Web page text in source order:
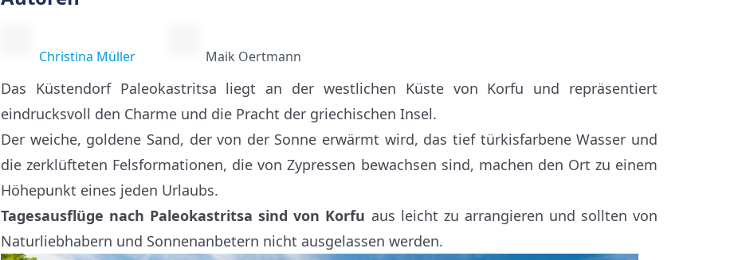
Christina Müller Maik Oertmann
Das Küstendorf Paleokastritsa liegt an der westlichen Küste von Korfu und repräsentiert
eindrucksvoll den Charme und die Pracht der griechischen Insel.
Der weiche, goldene Sand, der von der Sonne erwärmt wird, das tief türkisfarbene Wasser und
die zerklüfteten Felsformationen, die von Zypressen bewachsen sind, machen den Ort zu einem
Höhepunkt eines jeden Urlaubs.
Tagesausflüge nach Paleokastritsa sind von Korfu aus leicht zu arrangieren und sollten von
Naturliebhabern und Sonnenanbetern nicht ausgelassen werden.